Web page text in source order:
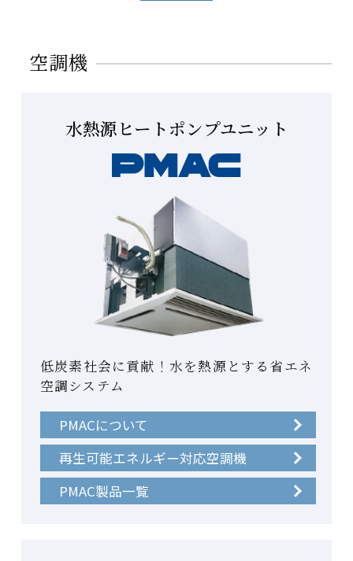
空調機
水熱源ヒートポンプユニット
低炭素社会に貢献！水を熱源とする省エネ
空調システム
PMACについて
再生可能エネルギー対応空調機
PMAC製品一覧